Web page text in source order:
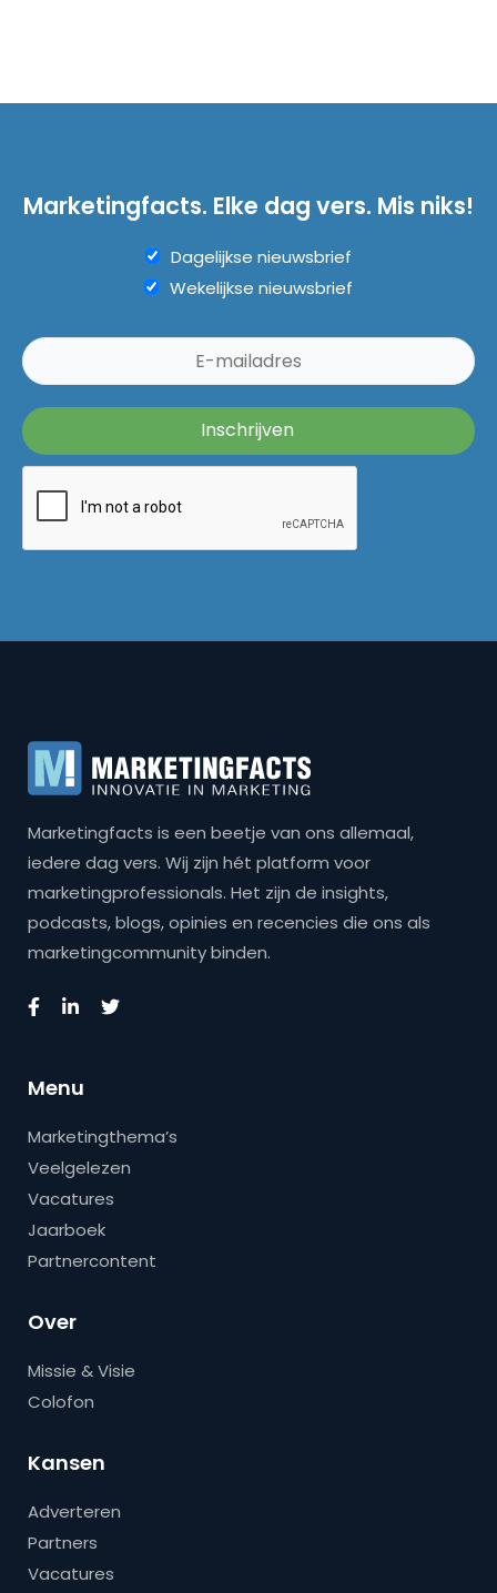
Marketingfacts. Elke dag vers. Mis niks!
Dagelijkse nieuwsbrief
Wekelijkse nieuwsbrief
Marketingfacts is een beetje van ons allemaal,
iedere dag vers. Wij zijn hét platform voor
marketingprofessionals. Het zijn de insights,
podcasts, blogs, opinies en recencies die ons als
marketingcommunity binden.
Menu
Marketingthema’s
Veelgelezen
Vacatures
Jaarboek
Partnercontent
Over
Missie & Visie
Colofon
Kansen
Adverteren
Partners
Vacatures